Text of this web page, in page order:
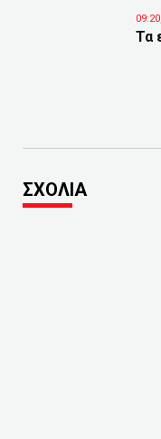
Τα
ΣΧΟΛΙΑ